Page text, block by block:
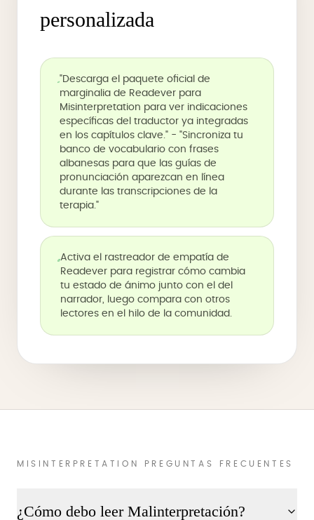
personalizada
"Descarga el paquete oficial de
marginalia de Readever para
Misinterpretation para ver indicaciones
específicas del traductor ya integradas
en los capítulos clave." - "Sincroniza tu
banco de vocabulario con frases
albanesas para que las guías de
pronunciación aparezcan en línea
durante las transcripciones de la
terapia."
Activa el rastreador de empatía de
Readever para registrar cómo cambia
tu estado de ánimo junto con el del
narrador, luego compara con otros
lectores en el hilo de la comunidad.
MISINTERPRETATION PREGUNTAS FRECUENTES
¿Cómo debo leer Malinterpretación?